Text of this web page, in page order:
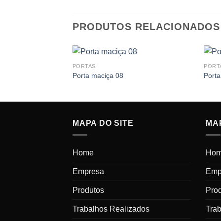
PRODUTOS RELACIONADOS
PORTAS
Porta maciça 08
MAPA DO SITE
Home
Empresa
Produtos
Trabalhos Realizados